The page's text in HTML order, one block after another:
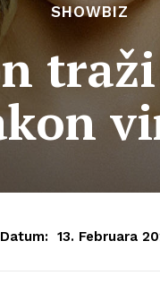
SHOWBIZ
Datum: 13. Februara